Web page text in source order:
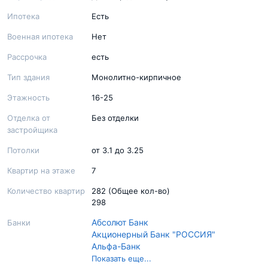
Ипотека Есть
Военная ипотека Нет
Рассрочка есть
Тип здания Монолитно-кирпичное
Этажность 16-25
Отделка от
застройщика
Без отделки
Потолки от 3.1 до 3.25
Квартир на этаже 7
Количество квартир
282 (Общее кол-во)
298
Банки
Абсолют Банк
Акционерный Банк "РОССИЯ"
Альфа-Банк
Банк ДОМ.РФ
Показать еще...